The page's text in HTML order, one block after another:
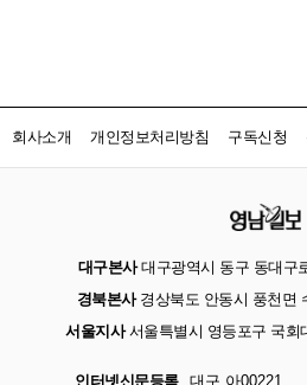
회사소개 개인정보처리방침 구독신청
대구본사대구광역시 동구 동대구
경북본사경상북도 안동시 풍천면
서울지사서울특별시 영등포구 국회
인터넷신문등록 대구 아00221